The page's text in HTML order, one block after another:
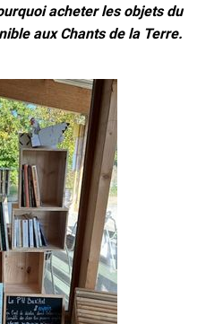
acheter les objets du
aux Chants de la Terre.